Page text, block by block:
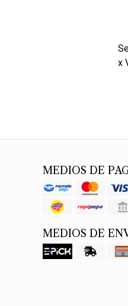
x
MEDIOS DE
MEDIOS DE